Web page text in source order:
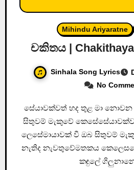
Mihindu Ariyaratne
චකිතය |
Sinhala Song Lyrics
No
සේයාවක්වත් හද තුළ මා නොවන ලෙසේමායාවක් වී ඔබ
සිතුවම් මැකුවේ
ලෙසේමායාවක් වී ඔබ සිතුවම්
නැතිද නැවතුවේමතකය
කඳුලේ